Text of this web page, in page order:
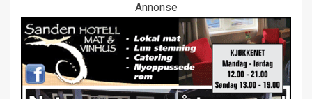
Annonse